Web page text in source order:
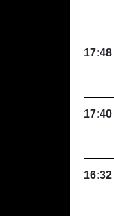
17:48
17:40
16:32